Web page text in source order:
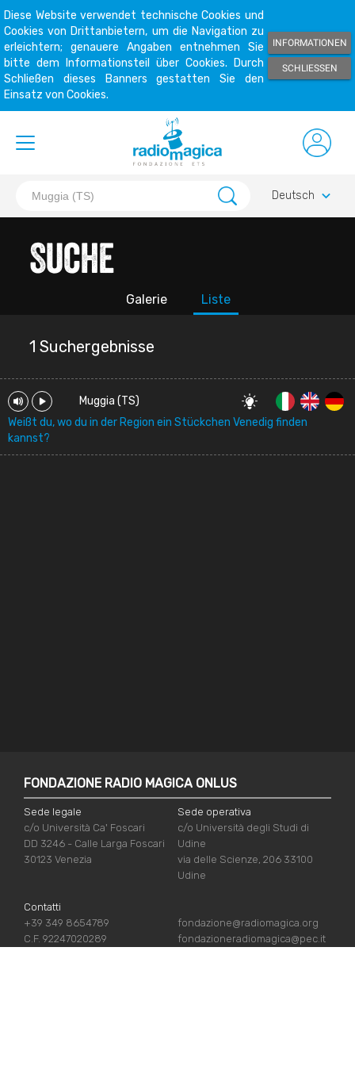
Diese Website verwendet technische Cookies und
Cookies von Drittanbietern, um die Navigation zu
erleichtern; genauere Angaben entnehmen Sie
bitte dem Informationsteil über Cookies. Durch
Schließen dieses Banners gestatten Sie den
Einsatz von Cookies.
INFORMATIONEN
SCHLIESSEN
Deutsch keyboard_arrow_down
Suche
Galerie Liste
1 Suchergebnisse
Muggia (TS)
Weißt du, wo du in der Region ein Stückchen Venedig finden
kannst?
FONDAZIONE RADIO MAGICA ONLUS
Sede legale
c/o Università Ca' Foscari
DD 3246 - Calle Larga Foscari
30123 Venezia
Sede operativa
c/o Università degli Studi di
Udine
via delle Scienze, 206 33100
Udine
Contatti
+39 349 8654789
C.F. 92247020289
fondazione@radiomagica.org
fondazioneradiomagica@pec.it